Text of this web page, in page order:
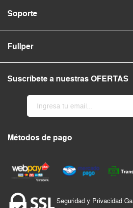
Soporte
Fullper
Suscríbete a nuestras OFERTAS
Métodos de pago
Seguridad y Privacidad